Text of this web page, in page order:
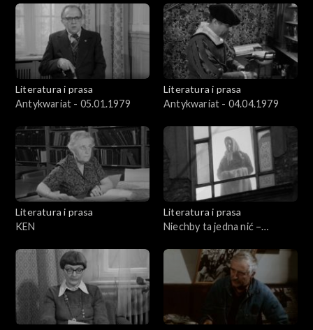
Literatura i prasa
Antykwariat - 05.01.1979
Literatura i prasa
Antykwariat - 04.04.1979
Literatura i prasa
KEN
Literatura i prasa
Niechby ta jedna nić –
Iłłakowiczówny